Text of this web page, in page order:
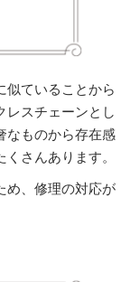
似ていることから
レスチェーンとし
なものから存在感
さんあります。
め、修理の対応が